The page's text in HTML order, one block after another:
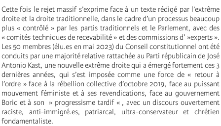
Cette fois le rejet massif s’exprime face à un texte rédigé par l’extrême
droite et la droite traditionnelle, dans le cadre d’un processus beaucoup
plus « contrôlé » par les partis traditionnels et le Parlement, avec des
« comités techniques de recevabilité » et des commissions d' »experts ».
Les 50 membres (élu.es en mai 2023) du Conseil constitutionnel ont été
conduits par une majorité relative rattachée au Parti républicain de José
Antonio Kast, une nouvelle extrême droite qui a émergé fortement ces 3
dernières années, qui s’est imposée comme une force de « retour à
l’ordre » face à la rébellion collective d’octobre 2019, face au puissant
mouvement féministe et à ses revendications, face au gouvernement
Boric et à son » progressisme tardif « , avec un discours ouvertement
raciste, anti-immigré.es, patriarcal, ultra-conservateur et chrétien
fondamentaliste.